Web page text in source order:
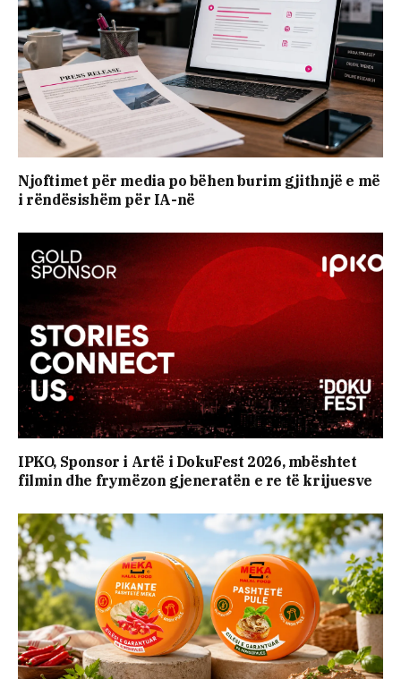
Njoftimet për media po bëhen burim gjithnjë e më
i rëndësishëm për IA-në
IPKO, Sponsor i Artë i DokuFest 2026, mbështet
filmin dhe frymëzon gjeneratën e re të krijuesve